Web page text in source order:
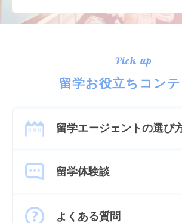
Pick up
留学お役立ちコン
留学エージェントの選び
留学体験談
よくある質問